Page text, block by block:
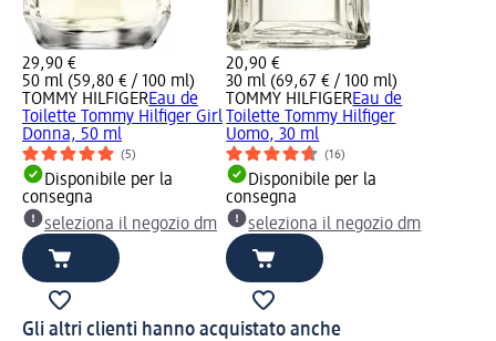
29,90 €
50 ml (59,80 € / 100 ml)
TOMMY HILFIGEREau de
Toilette Tommy Hilfiger Girl
Donna, 50 ml
(5)
Disponibile per la
consegna
seleziona il negozio dm
20,90 €
30 ml (69,67 € / 100 ml)
TOMMY HILFIGEREau de
Toilette Tommy Hilfiger
Uomo, 30 ml
(16)
Disponibile per la
consegna
seleziona il negozio dm
Gli altri clienti hanno acquistato anche